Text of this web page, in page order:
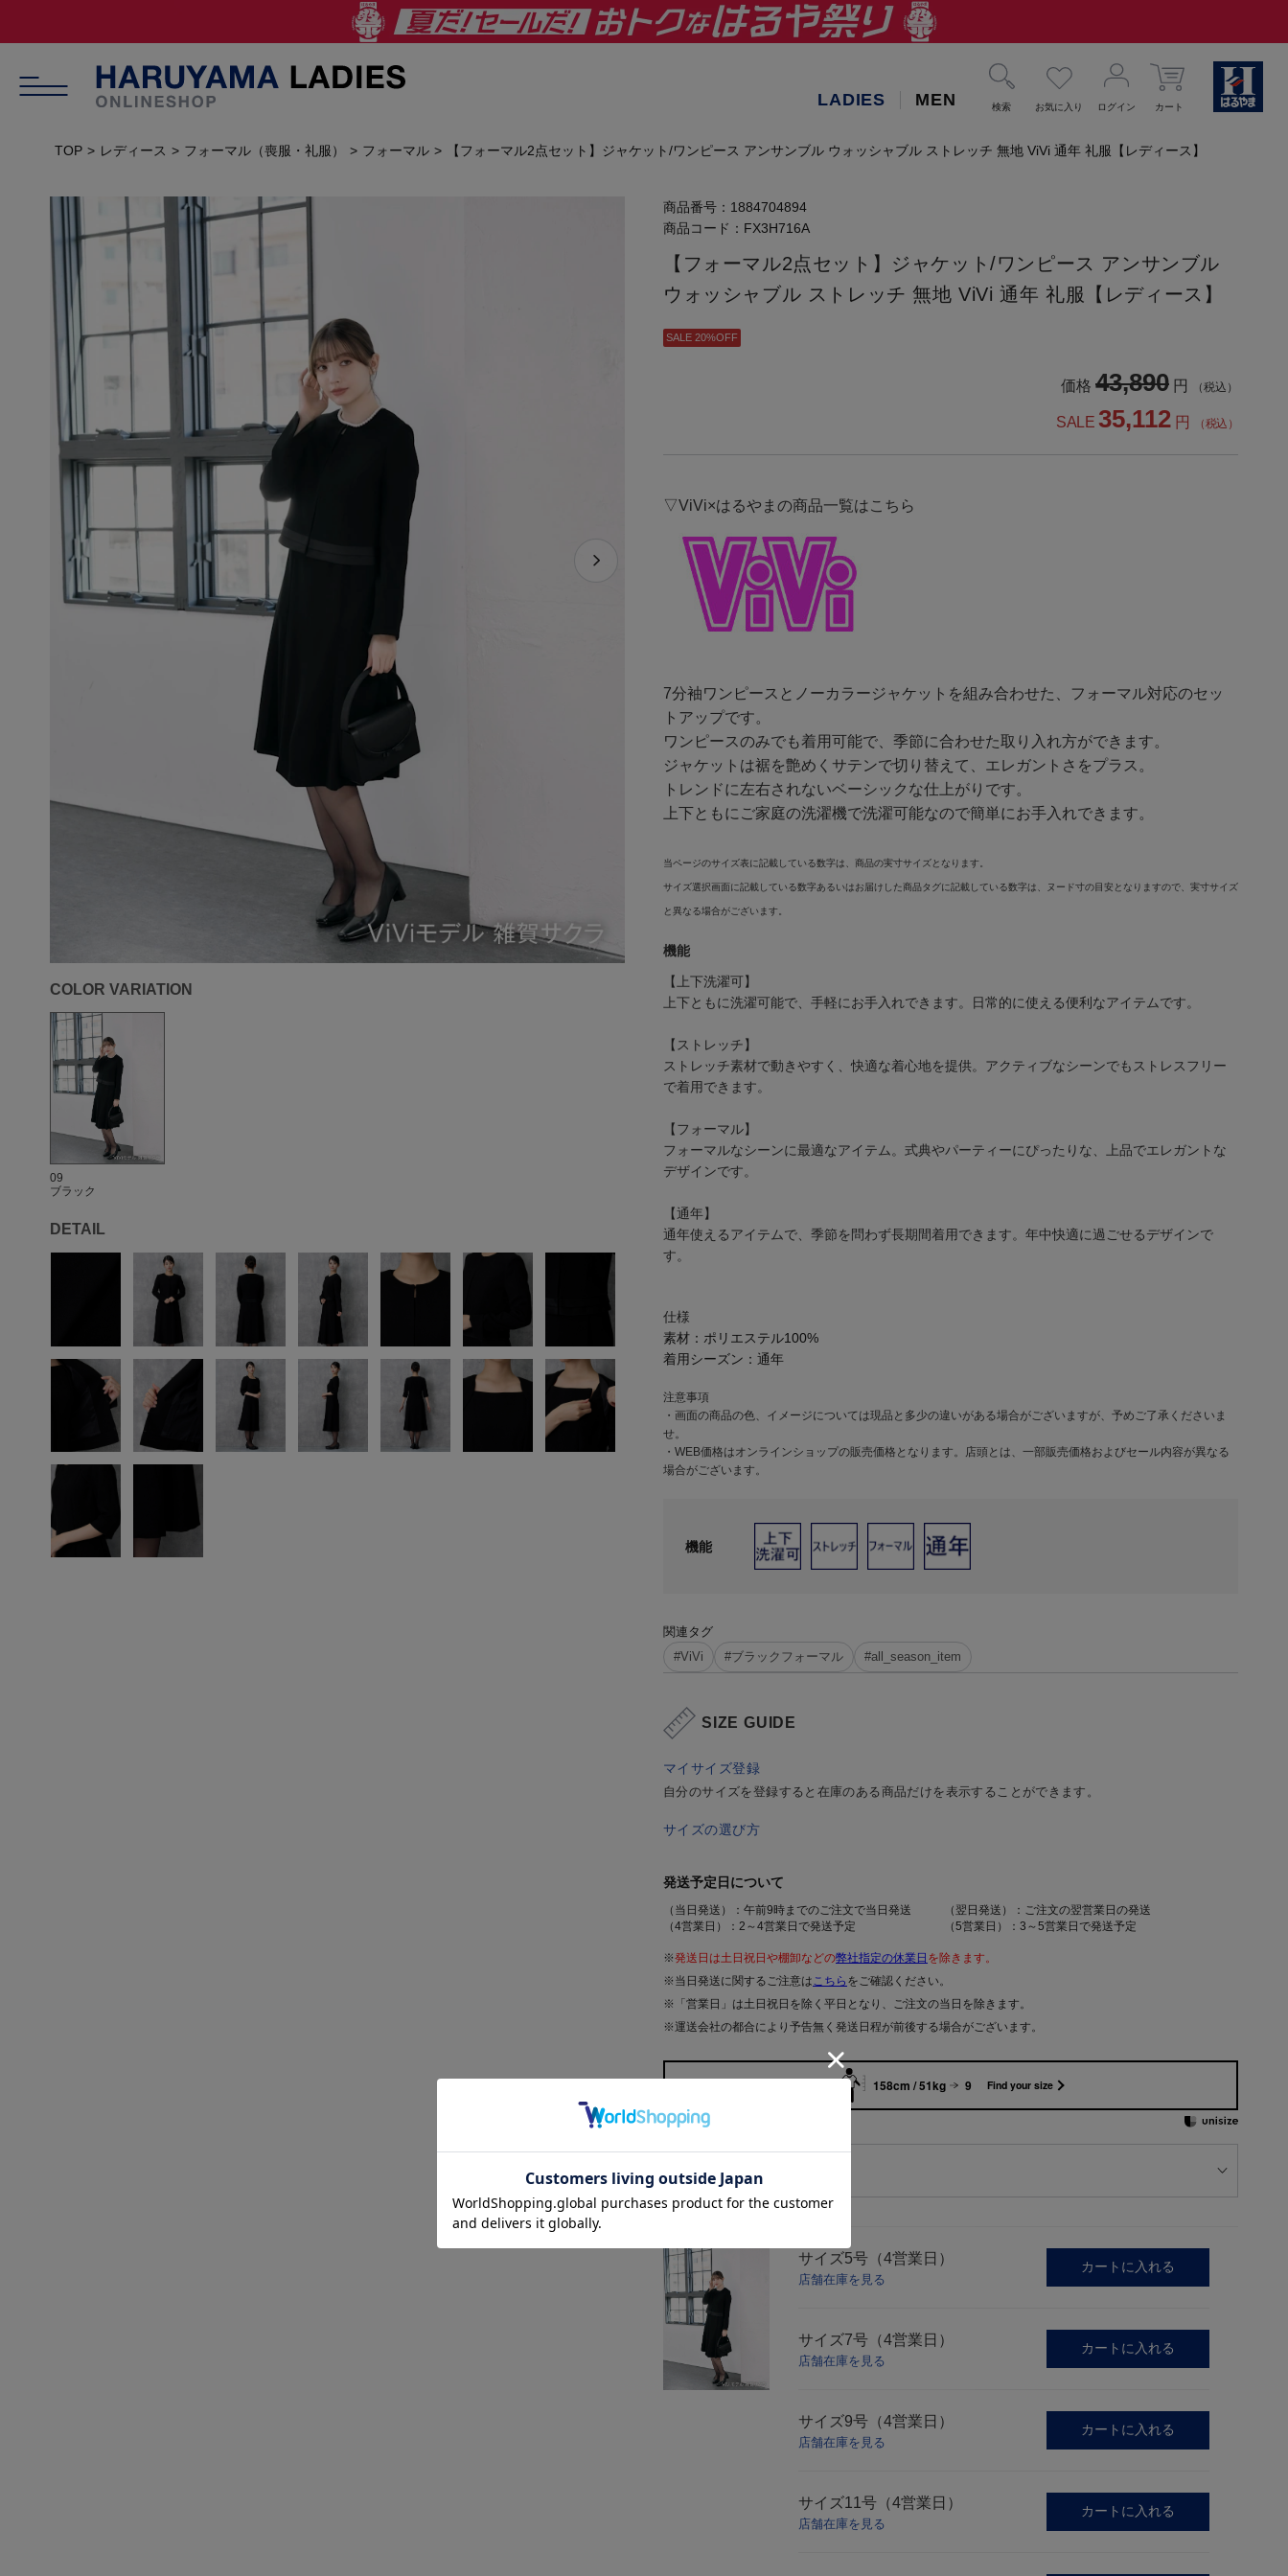
LADIES MEN 検索 お気に入り ログイン カート
TOP レディース フォーマル（喪服・礼服） フォーマル 【フォーマル2点セット】ジャケット/ワンピース アンサンブル ウォッシャブル ストレッチ 無地 ViVi 通年 礼服【レディース】
COLOR VARIATION
09
ブラック
DETAIL
商品番号： 1884704894
商品コード： FX3H716A
【フォーマル2点セット】ジャケット/ワンピース アンサンブル
ウォッシャブル ストレッチ 無地 ViVi 通年 礼服【レディース】
SALE 20%OFF
価格 43,890 円 （税込）
SALE 35,112 円 （税込）
▽ViVi×はるやまの商品一覧はこちら
7分袖ワンピースとノーカラージャケットを組み合わせた、フォーマル対応のセッ
トアップです。
ワンピースのみでも着用可能で、季節に合わせた取り入れ方ができます。
ジャケットは裾を艶めくサテンで切り替えて、エレガントさをプラス。
トレンドに左右されないベーシックな仕上がりです。
上下ともにご家庭の洗濯機で洗濯可能なので簡単にお手入れできます。
当ページのサイズ表に記載している数字は、商品の実寸サイズとなります。
サイズ選択画面に記載している数字あるいはお届けした商品タグに記載している数字は、ヌード寸の目安となりますので、実寸サイズ
と異なる場合がございます。
機能
【上下洗濯可】
上下ともに洗濯可能で、手軽にお手入れできます。日常的に使える便利なアイテムです。
【ストレッチ】
ストレッチ素材で動きやすく、快適な着心地を提供。アクティブなシーンでもストレスフリー
で着用できます。
【フォーマル】
フォーマルなシーンに最適なアイテム。式典やパーティーにぴったりな、上品でエレガントな
デザインです。
【通年】
通年使えるアイテムで、季節を問わず長期間着用できます。年中快適に過ごせるデザインで
す。
仕様
素材： ポリエステル100%
着用シーズン： 通年
注意事項
・画面の商品の色、イメージについては現品と多少の違いがある場合がございますが、予めご了承くださいま
せ。
・WEB価格はオンラインショップの販売価格となります。店頭とは、一部販売価格およびセール内容が異なる
場合がございます。
機能
関連タグ
#ViVi
#ブラックフォーマル #all_season_item
SIZE GUIDE
マイサイズ登録
自分のサイズを登録すると在庫のある商品だけを表示することができます。
サイズの選び方
発送予定日について
（当日発送）：午前9時までのご注文で当日発送
（翌日発送）：ご注文の翌営業日の発送
（4営業日）：2～4営業日で発送予定
（5営業日）：3～5営業日で発送予定
※発送日は土日祝日や棚卸などの弊社指定の休業日 を除きます。
※当日発送に関するご注意はこちら をご確認ください。
※「営業日」は土日祝日を除く平日となり、ご注文の当日を除きます。
※運送会社の都合により予告無く発送日程が前後する場合がございます。
158cm / 51kg 9 Find your size
色／サイズを選ぶ
サイズ5号（4営業日）
店舗在庫を見る
カートに入れる
サイズ7号（4営業日）
店舗在庫を見る
カートに入れる
サイズ9号（4営業日）
店舗在庫を見る
カートに入れる
サイズ11号（4営業日）
店舗在庫を見る
カートに入れる